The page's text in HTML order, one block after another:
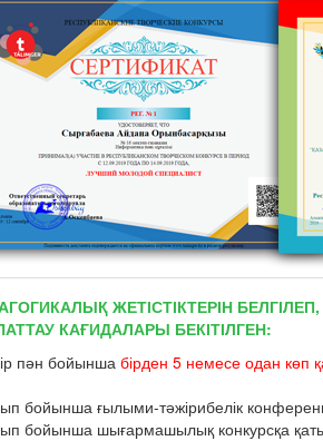
ЖЕТІСТІКТЕРІН
КАҒИДАЛАРЫ БЕКІТІЛГЕН:
пән бойыншабірден 5 немесе одан көп
бойынша ғылыми-тәжірибелік
бойынша шығармашылық конкурсқа